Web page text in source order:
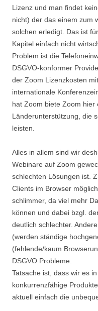
Lizenz und man findet
nicht) der das einem zum
solchen erledigt. Das ist
Kapitel einfach nicht
Problem ist die
DSGVO-konformer
der Zoom Lizenzkosten
internationale
hat Zoom biete Zoom hier
Länderunterstützung, die
leisten.
Alles in allem sind wir
Webinare auf Zoom
schlechten Lösungen ist.
Clients im Browser
schlimmer, da viel mehr
können und dabei bzgl.
deutlich schlechter.
(werden ständige
(fehlende/kaum
DSGVO Probleme.
Tatsache ist, dass wir es
konkurrenzfähige
aktuell einfach die